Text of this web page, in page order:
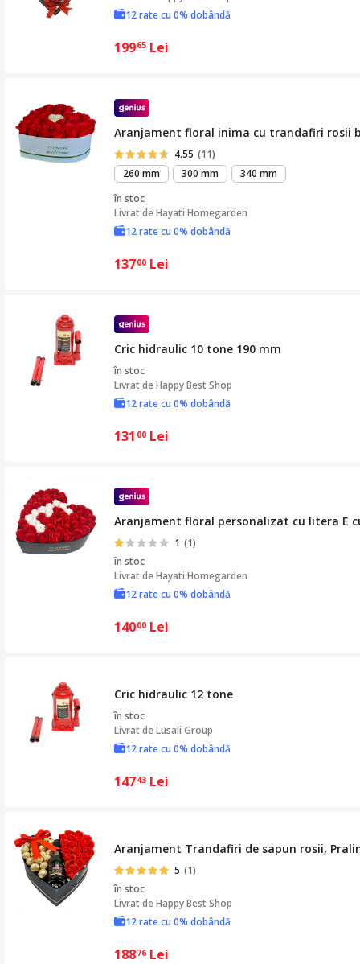
12 rate cu 0% dobândă
19965 Lei
Aranjament floral inima cu trandafiri rosii
4.55 (11)
260 mm
300 mm
340 mm
în stoc
Livrat deHayati Homegarden
12 rate cu 0% dobândă
13700 Lei
Cric hidraulic 10 tone 190 mm
în stoc
Livrat deHappy Best Shop
12 rate cu 0% dobândă
131 00 Lei
Aranjament floral personalizat cu litera E
1 (1)
în stoc
Livrat deHayati Homegarden
12 rate cu 0% dobândă
14000 Lei
Cric hidraulic 12 tone
în stoc
Livrat deLusali Group
12 rate cu 0% dobândă
14743 Lei
Aranjament Trandafiri de sapun rosii,
5 (1)
în stoc
Livrat deHappy Best Shop
12 rate cu 0% dobândă
18876 Lei